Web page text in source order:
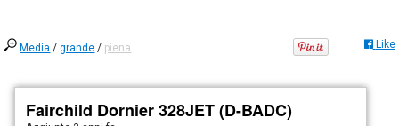
Media /grande / piena Like
Fairchild Dornier 328JET (D-BADC)